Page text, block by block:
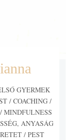
GYERMEK
/ COACHING /
MINDFULNESS
ANYASÁG
/ PEST